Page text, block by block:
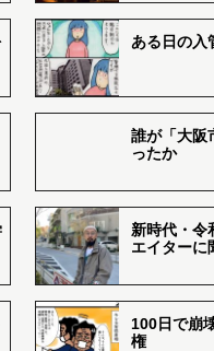
ある日の入
誰が「大阪
ったか
新時代・令
エイターに
100日で崩
権